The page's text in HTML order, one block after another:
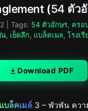
(54 ตัว
| Tags: 54 ตัวอักษร, ครอ
น, เย็ดลึก, แบล็คเมล, โรงเรี
Download PDF
แบล็คเมล์ 3 – พัวพัน คว